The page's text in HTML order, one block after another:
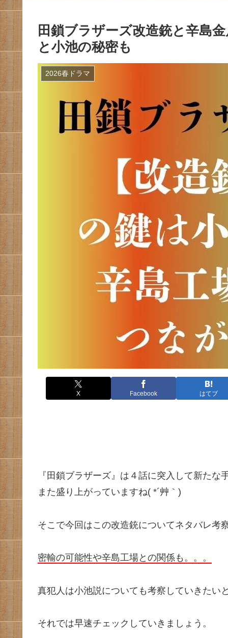
田鎖ブラザーズ改造銃と辛島
と小池の秘密も
2026春ドラマ
X Facebook はてブ
『田鎖ブラザーズ』は４話に突入して新た
また盛り上がっていますね( *´艸｀)
そこで今回はこの改造銃についてネタバレ考
密輸の可能性や辛島工場との関係も。。。
真犯人は小池説についても考察していきたい
それでは早速チェックしていきましょう。